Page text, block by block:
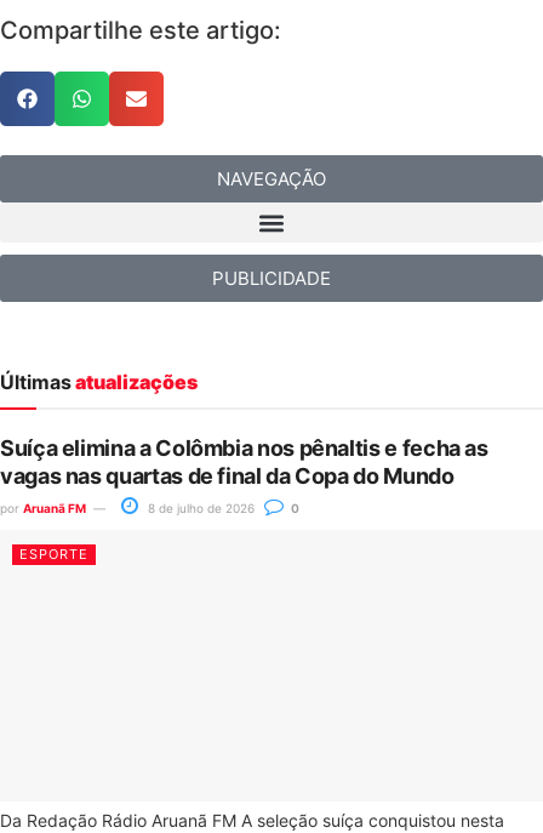
Compartilhe este artigo:
NAVEGAÇÃO
PUBLICIDADE
Últimasatualizações
Suíça elimina a Colômbia nos pênaltis e fecha as
vagas nas quartas de final da Copa do Mundo
por Aruanã FM 8 de julho de 2026 0
ESPORTE
Da Redação Rádio Aruanã FM A seleção suíça conquistou nesta